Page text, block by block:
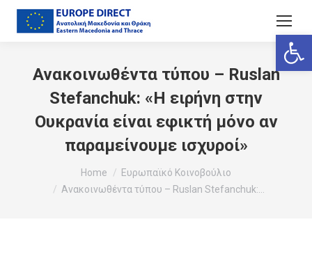
Ανακοινωθέντα τύπου – Ruslan
Stefanchuk: «Η ειρήνη στην
Ουκρανία είναι εφικτή μόνο αν
παραμείνουμε ισχυροί»
Home
Ευρωπαϊκό Κοινοβούλιο
Ανακοινωθέντα τύπου – Ruslan Stefanchuk:…